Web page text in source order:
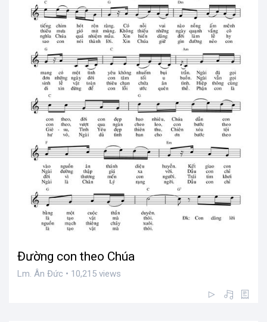
Đường con theo Chúa
Lm. Ân Đức • 10,215 views